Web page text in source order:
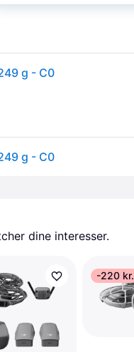
g - C0
g - C0
dine interesser.
-220 kr.